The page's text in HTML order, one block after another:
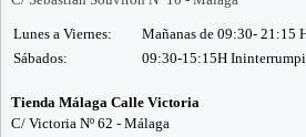
Lunes a Viernes:
Mañanas de 09:30- 21:15
Sábados:
09:30-15:15H
Tienda Málaga Calle Victoria
C/ Victoria Nº 62 - Málaga